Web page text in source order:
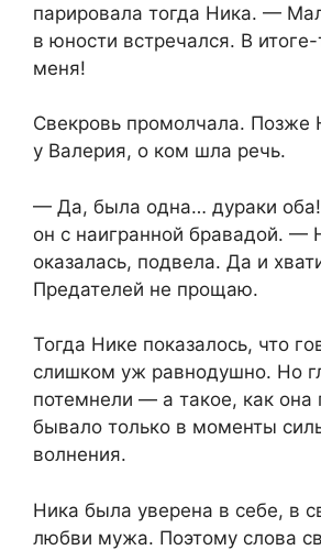
парировала тогда Ника. —
в юности встречался. В
меня!
Свекровь промолчала. Позже
у Валерия, о ком шла речь.
— Да, была одна… дураки
он с наигранной бравадой. —
оказалась, подвела. Да и
Предателей не прощаю.
Тогда Нике показалось, что
слишком уж равнодушно. Но
потемнели — а такое, как она
бывало только в моменты
волнения.
Ника была уверена в себе, в
любви мужа. Поэтому слова